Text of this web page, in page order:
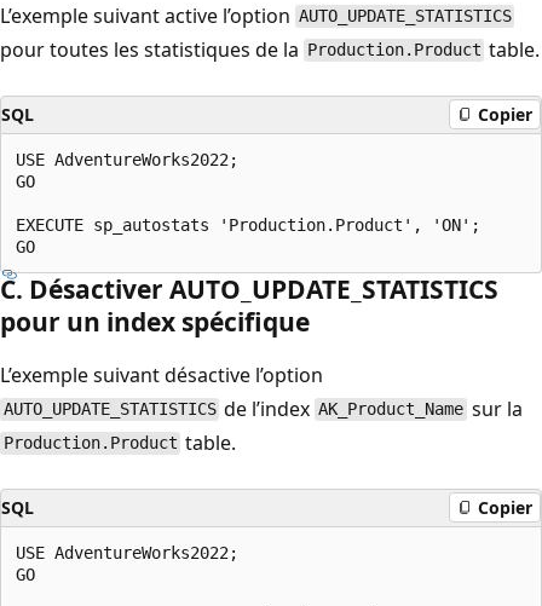
L’exemple suivant active l’option AUTO_UPDATE_STATISTICS
pour toutes les statistiques de la Production.Product table.
SQL Copier
USE AdventureWorks2022;
GO
EXECUTE sp_autostats 'Production.Product', 'ON';
C. Désactiver AUTO_UPDATE_STATISTICS
pour un index spécifique
L’exemple suivant désactive l’option
AUTO_UPDATE_STATISTICS de l’index AK_Product_Name sur la
Production.Product table.
SQL Copier
USE AdventureWorks2022;
GO